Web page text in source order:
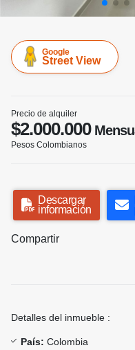
Google
Street View
Precio de alquiler
$2.000.000
Pesos Colombianos
Descargar
información
Compartir
Detalles del inmueble :
País: Colombia